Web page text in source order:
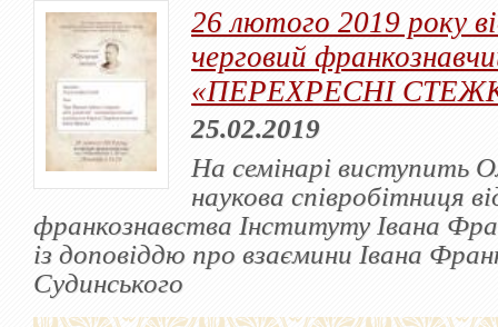
26 лютого 2019 року
черговий
«ПЕРЕХРЕСНІ
25.02.2019
На семінарі виступить
наукова співробітниця
франкознавства Інституту Івана
із доповіддю про взаємини Івана
Судинського